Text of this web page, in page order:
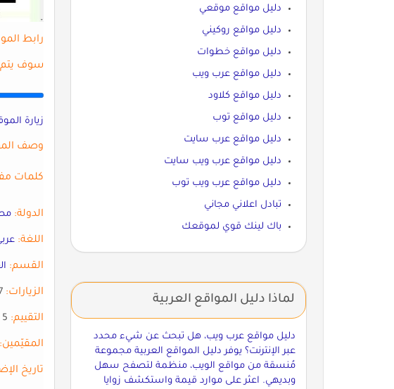
رابط
سوف يتم
زيارة
وصف
كلمات
الدولة:
اللغة:
القسم:
الزيارات:
التقييم:
المقيّمين:
تاريخ
دليل مواقع موقعي
دليل مواقع روكيني
دليل مواقع خطوات
دليل مواقع عرب ويب
دليل مواقع كلاود
دليل مواقع توب
دليل مواقع عرب سايت
دليل مواقع عرب ويب سايت
دليل مواقع عرب ويب توب
تبادل اعلاني مجاني
باك لينك قوي لموقعك
لماذا دليل المواقع العربية
دليل مواقع عرب ويب، هل تبحث عن شيء محدد
عبر الإنترنت؟ يوفر دليل المواقع العربية مجموعة
مُنسقة من مواقع الويب، منظمة لتصفح سهل
وبديهي. اعثر على موارد قيمة واستكشف زوايا